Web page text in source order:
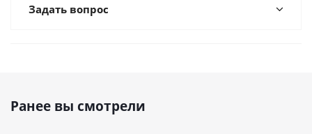
Задать вопрос
Ранее вы смотрели